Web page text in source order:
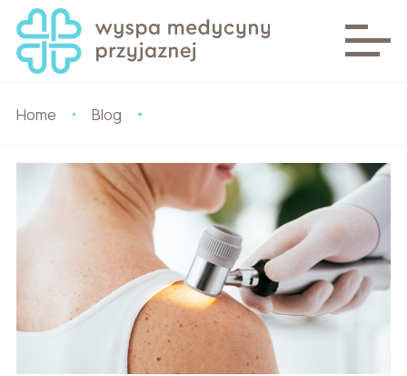
Home Blog